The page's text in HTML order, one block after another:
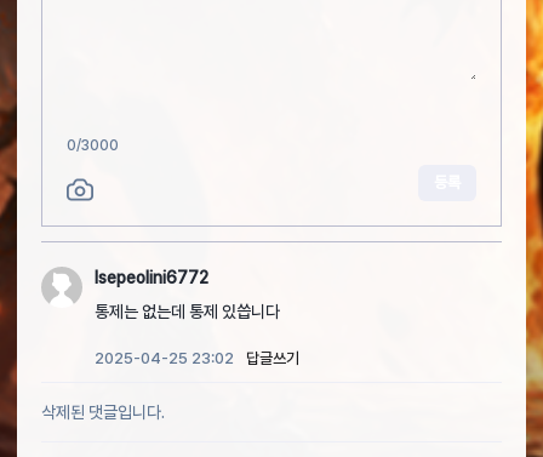
0/3000
Isepeolini6772
통제는 없는데 통제 있씁니다
2025-04-25 23:02 답글쓰기
삭제된 댓글입니다.